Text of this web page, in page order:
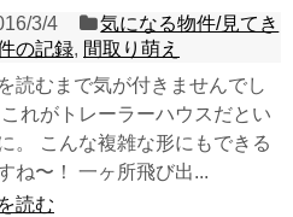
3/4
気になる物件/見てき
の記録, 間取り萌え
読むまで気が付きませんでし
れがトレーラーハウスだとい
。 こんな複雑な形にもできる
ね〜！ 一ヶ所飛び出...
読む